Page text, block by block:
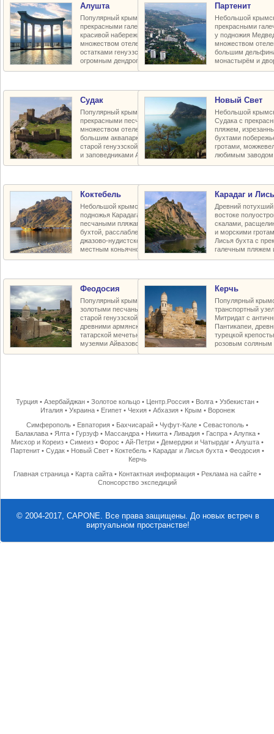
Алушта
Популярный крымский курорт с
прекрасными галечными пляжами,
красивой набережной и парками,
множеством отелей и пансионатов,
остатками генуэзской крепости и
огромным дендропарком в горах
Партенит
Небольшой
прекрасными
у подножия
множеством
большим
монастырём и
Судак
Популярный крымский курорт с
прекрасными песчаными пляжами,
множеством отелей и пансионатов,
большим аквапарком, воссозданной
старой генуэзской крепостью XV в.
и заповедниками Алчак-Меганом
Новый Свет
Небольшой
Судака с
пляжем,
бухтами
гротами,
любимым
Коктебель
Небольшой крымский курорт у
подножья Карадага с прекрасными
песчаными пляжами, живописной
бухтой, расслабленной богемной
джазово-нудистской атмосферой и
местным коньячно-винным заводом
Карадаг и
Древний
востоке
скалами,
и морскими
Лисья бухта с
галечным пляжем
Феодосия
Популярный крымский курорт с
золотыми песчаными пляжами,
старой генуэзской крепостью Кафы,
древними армянскими храмами,
татарской мечетью и баней-хамам,
музеями Айвазовского и Грина
Керчь
Популярный
транспортный
Митридат с
Пантикапеи,
турецкой
розовым соляным
Турция •Азербайджан •Золотое кольцо • Центр.Россия • Волга •Узбекистан •
Италия• Украина• Египет• Чехия• Абхазия• Крым • Воронеж
Симферополь • Евпатория • Бахчисарай • Чуфут-Кале •Севастополь •
Балаклава• Ялта• Гурзуф• Массандра• Никита• Ливадия• Гаспра• Алупка•
Мисхор и Кореиз •Симеиз •Форос •Ай-Петри • Демерджи и Чатырдаг •Алушта •
Партенит •Судак • Новый Свет • Коктебель • Карадаг и Лисья бухта •Феодосия •
Керчь
Главная страница • Карта сайта • Контактная информация • Реклама на сайте •
Спонсорство экспедиций
© 2004-2017, CAPONE. Все права защищены. До новых встреч в
виртуальном пространстве!